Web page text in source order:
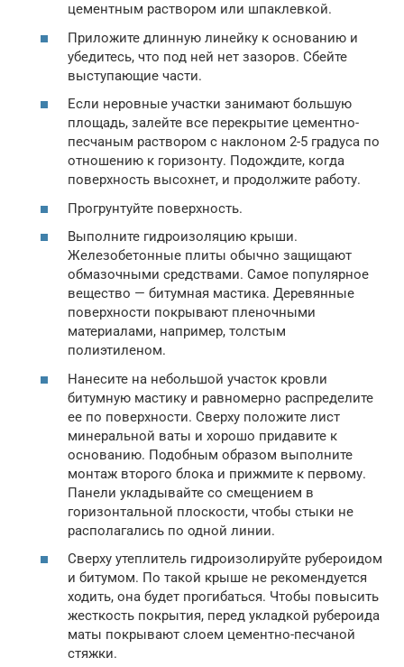
цементным раствором или шпаклевкой.
Приложите длинную линейку к основанию и
убедитесь, что под ней нет зазоров. Сбейте
выступающие части.
Если неровные участки занимают большую
площадь, залейте все перекрытие цементно-
песчаным раствором с наклоном 2-5 градуса по
отношению к горизонту. Подождите, когда
поверхность высохнет, и продолжите работу.
Прогрунтуйте поверхность.
Выполните гидроизоляцию крыши.
Железобетонные плиты обычно защищают
обмазочными средствами. Самое популярное
вещество — битумная мастика. Деревянные
поверхности покрывают пленочными
материалами, например, толстым
полиэтиленом.
Нанесите на небольшой участок кровли
битумную мастику и равномерно распределите
ее по поверхности. Сверху положите лист
минеральной ваты и хорошо придавите к
основанию. Подобным образом выполните
монтаж второго блока и прижмите к первому.
Панели укладывайте со смещением в
горизонтальной плоскости, чтобы стыки не
располагались по одной линии.
Сверху утеплитель гидроизолируйте рубероидом
и битумом. По такой крыше не рекомендуется
ходить, она будет прогибаться. Чтобы повысить
жесткость покрытия, перед укладкой рубероида
маты покрывают слоем цементно-песчаной
стяжки.